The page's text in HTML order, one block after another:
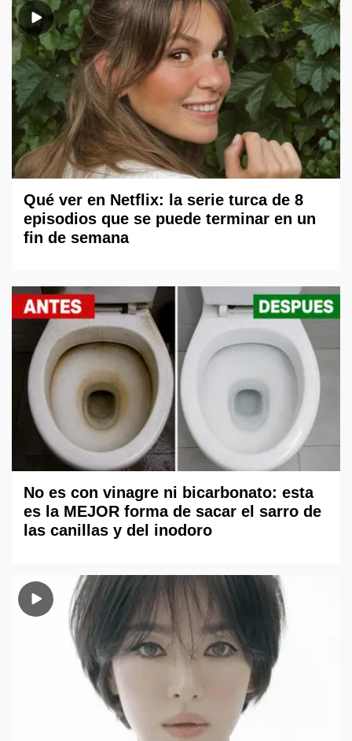
Qué ver en Netflix: la serie turca de 8
episodios que se puede terminar en un
fin de semana
No es con vinagre ni bicarbonato: esta
es la MEJOR forma de sacar el sarro de
las canillas y del inodoro